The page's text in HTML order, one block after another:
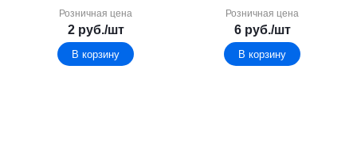
Розничная цена
2руб./шт
В корзину
Розничная цена
6руб./шт
В корзину